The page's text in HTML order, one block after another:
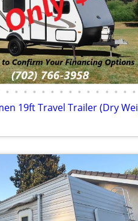
• • • • • • • • • • • • • • •